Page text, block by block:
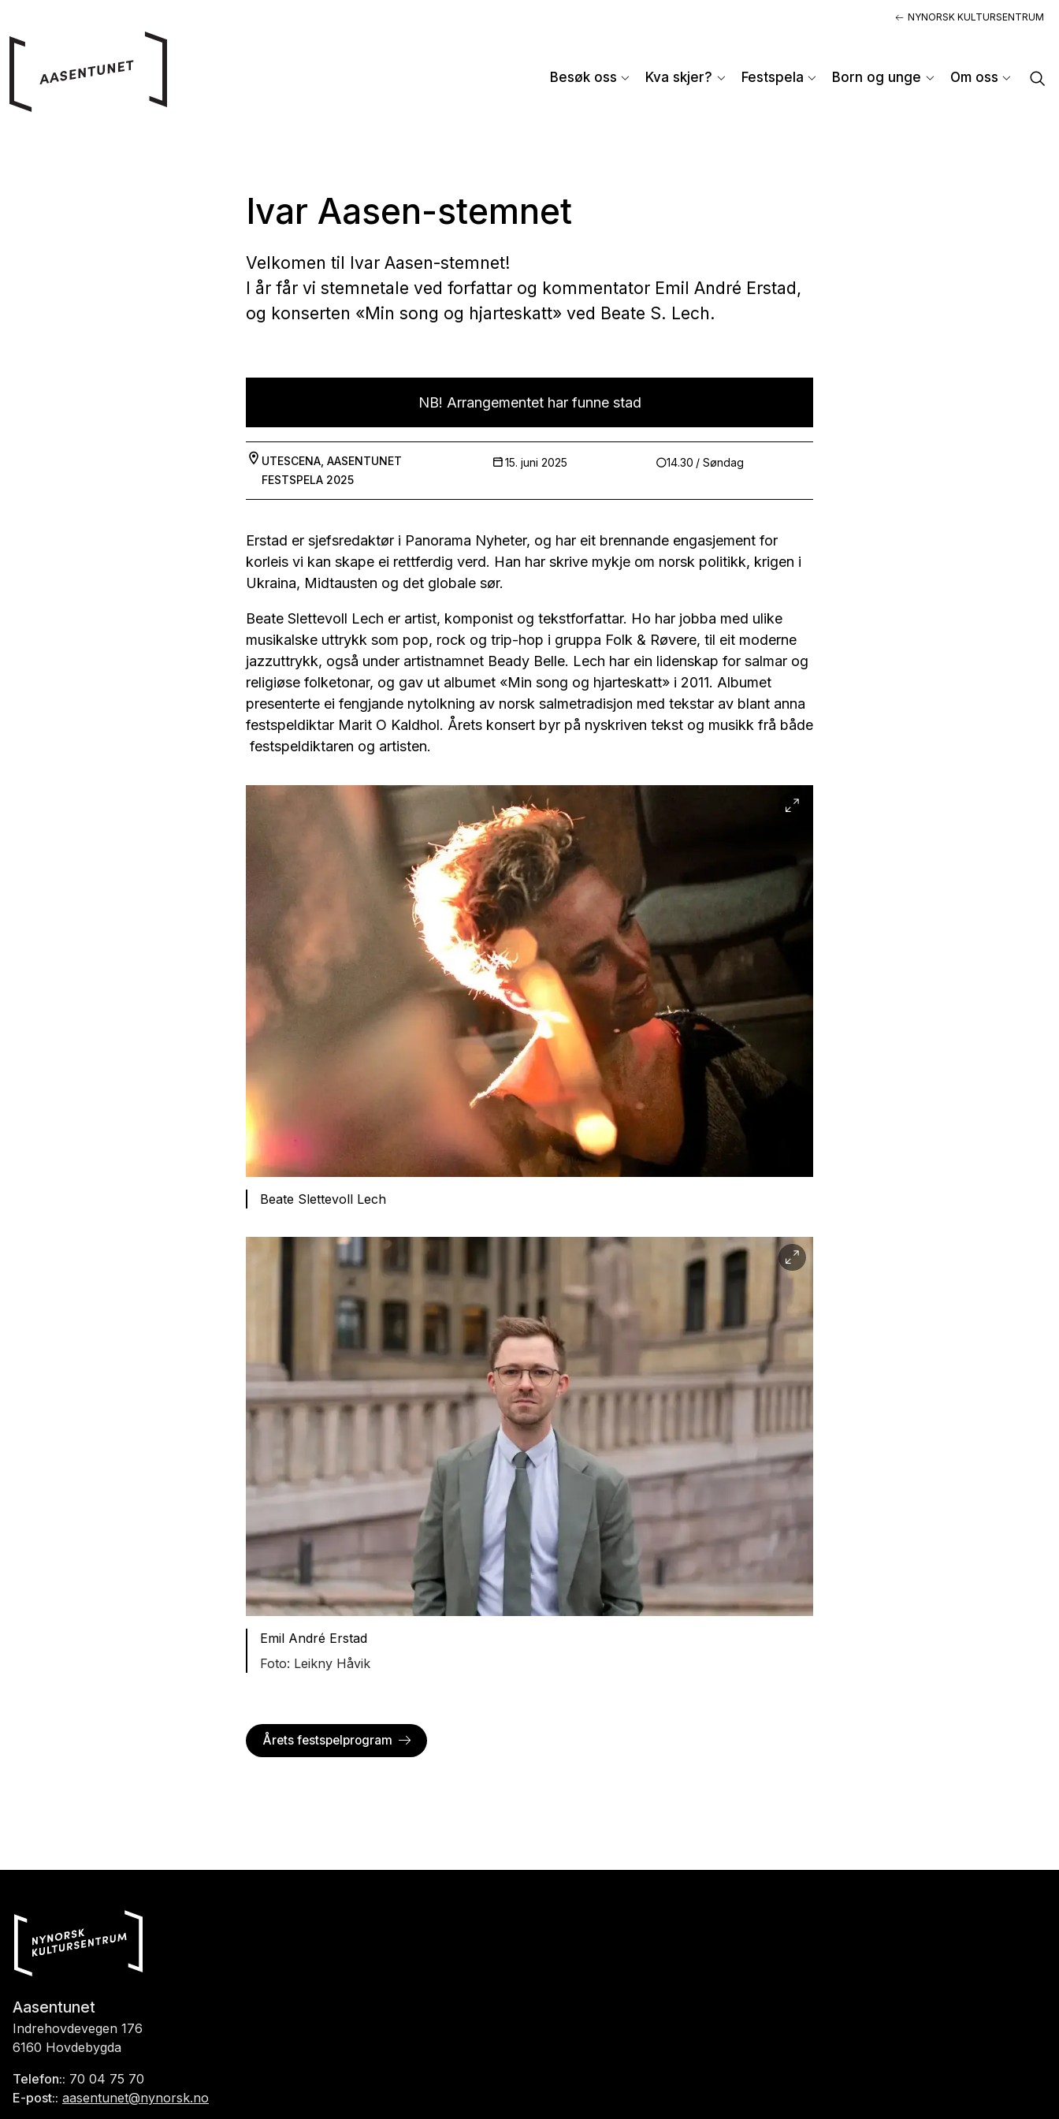
NYNORSK KULTURSENTRUM
Besøk oss Kva skjer? Festspela Born og unge Om oss
Ivar Aasen-stemnet
Velkomen til Ivar Aasen-stemnet!
I år får vi stemnetale ved forfattar og kommentator Emil André Erstad,
og konserten «Min song og hjarteskatt» ved Beate S. Lech.
NB! Arrangementet har funne stad
UTESCENA, AASENTUNET
FESTSPELA 2025
15. juni 2025 14.30 / Søndag
Erstad er sjefsredaktør i Panorama Nyheter, og har eit brennande engasjement for
korleis vi kan skape ei rettferdig verd. Han har skrive mykje om norsk politikk, krigen i
Ukraina, Midtausten og det globale sør.
Beate Slettevoll Lech er artist, komponist og tekstforfattar. Ho har jobba med ulike
musikalske uttrykk som pop, rock og trip-hop i gruppa Folk & Røvere, til eit moderne
jazzuttrykk, også under artistnamnet Beady Belle. Lech har ein lidenskap for salmar og
religiøse folketonar, og gav ut albumet «Min song og hjarteskatt» i 2011. Albumet
presenterte ei fengjande nytolkning av norsk salmetradisjon med tekstar av blant anna
festspeldiktar Marit O Kaldhol. Årets konsert byr på nyskriven tekst og musikk frå både
festspeldiktaren og artisten.
Beate Slettevoll Lech
Emil André Erstad
Leikny Håvik
Årets festspelprogram
Aasentunet
Indrehovdevegen 176
6160 Hovdebygda
Telefon:: 70 04 75 70
E-post:: aasentunet@nynorsk.no